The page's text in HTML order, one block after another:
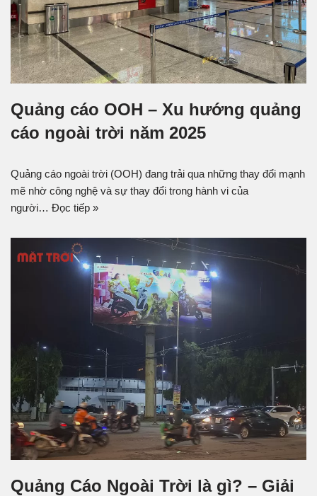
Quảng cáo OOH – Xu hướng quảng
cáo ngoài trời năm 2025
Quảng cáo ngoài trời (OOH) đang trải qua những thay đổi mạnh
mẽ nhờ công nghệ và sự thay đổi trong hành vi của
người… Đọc tiếp »
Quảng Cáo Ngoài Trời là gì? – Giải